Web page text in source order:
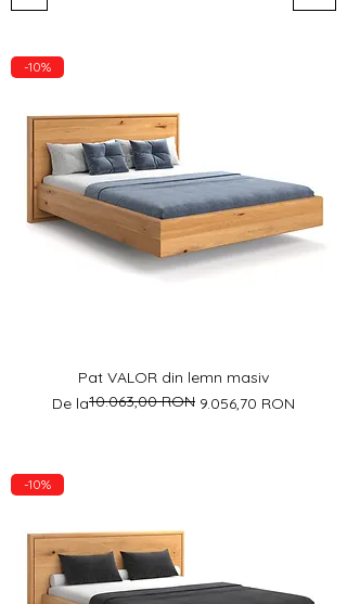
-10%
Pat VALOR din lemn masiv
De la
Preț normal
10.063,00 RON 9.056,70 RON
Preț redus
-10%